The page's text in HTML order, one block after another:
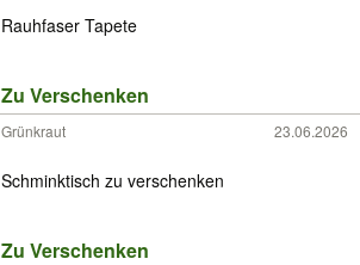
Rauhfaser Tapete
Zu Verschenken
Grünkraut 23.06.2026
Schminktisch zu verschenken
Zu Verschenken